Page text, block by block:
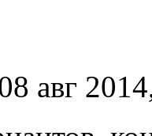
авг